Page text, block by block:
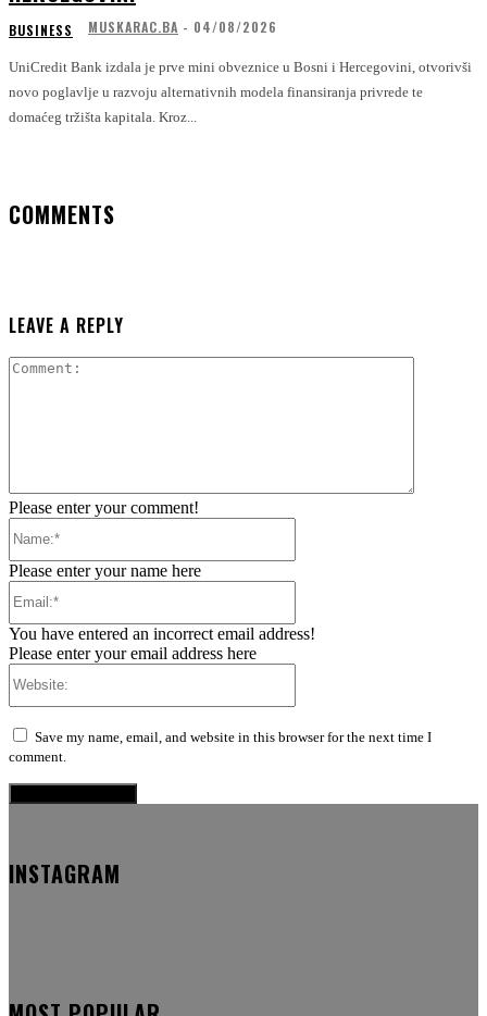
BUSINESS MUSKARAC.BA - 04/08/2026
UniCredit Bank izdala je prve mini obveznice u Bosni i Hercegovini, otvorivši
novo poglavlje u razvoju alternativnih modela finansiranja privrede te
domaćeg tržišta kapitala. Kroz...
COMMENTS
LEAVE A REPLY
Please enter your comment!
Please enter your name here
You have entered an incorrect email address!
Please enter your email address here
Save my name, email, and website in this browser for the next time I
comment.
INSTAGRAM